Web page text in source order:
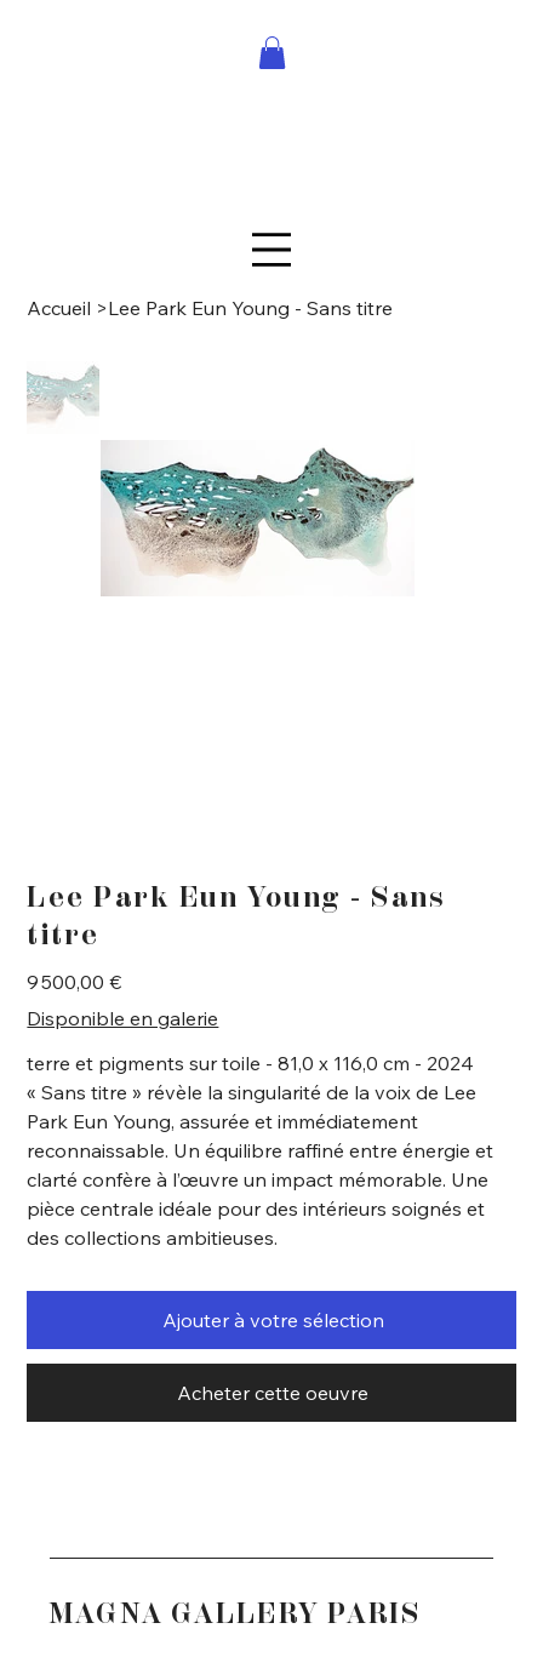
Accueil >Lee Park Eun Young - Sans titre
Lee Park Eun Young - Sans
titre
Prix
9 500,00 €
Disponible en galerie
terre et pigments sur toile - 81,0 x 116,0 cm - 2024
« Sans titre » révèle la singularité de la voix de Lee
Park Eun Young, assurée et immédiatement
reconnaissable. Un équilibre raffiné entre énergie et
clarté confère à l’œuvre un impact mémorable. Une
pièce centrale idéale pour des intérieurs soignés et
des collections ambitieuses.
Ajouter à votre sélection
Acheter cette oeuvre
MAGNA GALLERY PARIS